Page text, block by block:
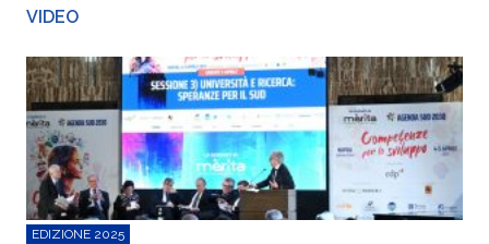
VIDEO
EDIZIONE 2025